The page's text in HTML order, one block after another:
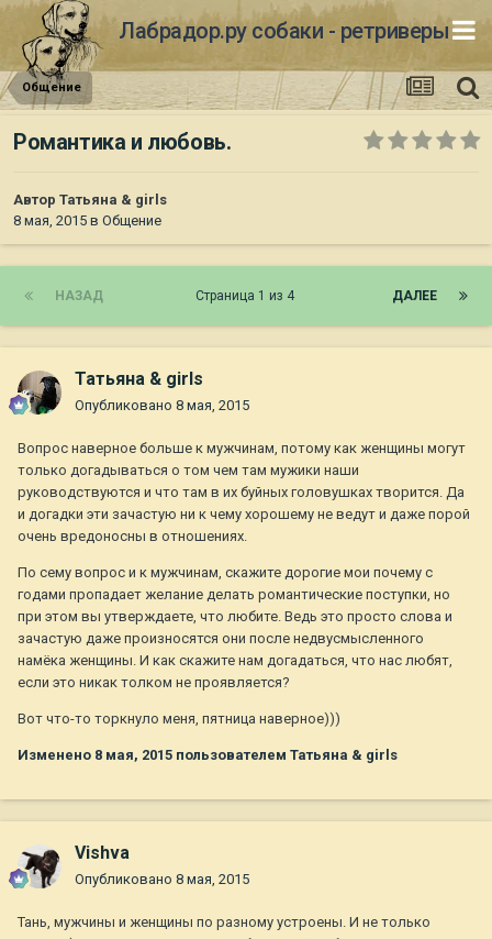
Лабрадор.ру собаки - ретриверы
Общение
Романтика и любовь.
Автор Татьяна & girls
8 мая, 2015 в Общение
НАЗАД ДАЛЕЕ
Страница 1 из 4
Татьяна & girls
Опубликовано 8 мая, 2015
Вопрос наверное больше к мужчинам, потому как женщины могут
только догадываться о том чем там мужики наши
руководствуются и что там в их буйных головушках творится. Да
и догадки эти зачастую ни к чему хорошему не ведут и даже порой
очень вредоносны в отношениях.
По сему вопрос и к мужчинам, скажите дорогие мои почему с
годами пропадает желание делать романтические поступки, но
при этом вы утверждаете, что любите. Ведь это просто слова и
зачастую даже произносятся они после недвусмысленного
намёка женщины. И как скажите нам догадаться, что нас любят,
если это никак толком не проявляется?
Вот что-то торкнуло меня, пятница наверное)))
Изменено 8 мая, 2015 пользователем Татьяна & girls
Vishva
Опубликовано 8 мая, 2015
Тань, мужчины и женщины по разному устроены. И не только